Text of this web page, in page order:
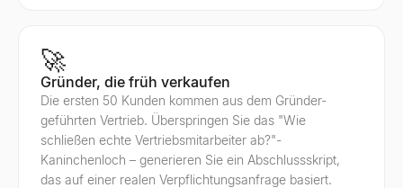
🚀
Gründer, die früh verkaufen
Die ersten 50 Kunden kommen aus dem Gründer-
geführten Vertrieb. Überspringen Sie das "Wie
schließen echte Vertriebsmitarbeiter ab?"-
Kaninchenloch – generieren Sie ein Abschlussskript,
das auf einer realen Verpflichtungsanfrage basiert.